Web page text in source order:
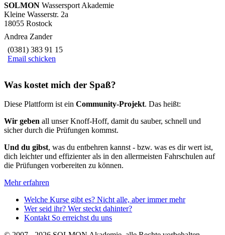
SOLMON Wassersport Akademie
Kleine Wasserstr. 2a
18055 Rostock
Andrea Zander
(0381) 383 91 15
Email schicken
Was kostet mich der Spaß?
Diese Plattform ist ein Community-Projekt. Das heißt:
Wir geben all unser Knoff-Hoff, damit du sauber, schnell und
sicher durch die Prüfungen kommst.
Und du gibst, was du entbehren kannst - bzw. was es dir wert ist,
dich leichter und effizienter als in den allermeisten Fahrschulen auf
die Prüfungen vorbereiten zu können.
Mehr erfahren
Welche Kurse gibt es? Nicht alle, aber immer mehr
Wer seid ihr? Wer steckt dahinter?
Kontakt So erreichst du uns